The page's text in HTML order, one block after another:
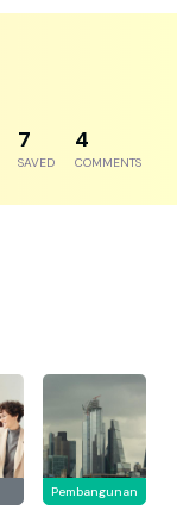
9
SAVED
5
COMMENTS
Pembangunan